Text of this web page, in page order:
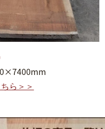
ら＞＞